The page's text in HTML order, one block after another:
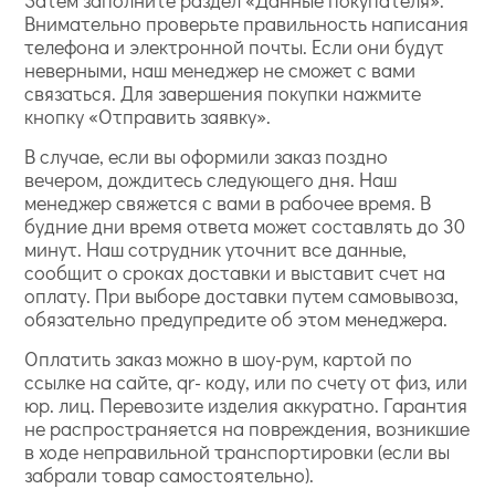
Внимательно проверьте правильность написания
телефона и электронной почты. Если они будут
неверными, наш менеджер не сможет с вами
связаться. Для завершения покупки нажмите
кнопку «Отправить заявку».
В случае, если вы оформили заказ поздно
вечером, дождитесь следующего дня. Наш
менеджер свяжется с вами в рабочее время. В
будние дни время ответа может составлять до 30
минут. Наш сотрудник уточнит все данные,
сообщит о сроках доставки и выставит счет на
оплату. При выборе доставки путем самовывоза,
обязательно предупредите об этом менеджера.
Оплатить заказ можно в шоу-рум, картой по
ссылке на сайте, qr- коду, или по счету от физ, или
юр. лиц. Перевозите изделия аккуратно. Гарантия
не распространяется на повреждения, возникшие
в ходе неправильной транспортировки (если вы
забрали товар самостоятельно).